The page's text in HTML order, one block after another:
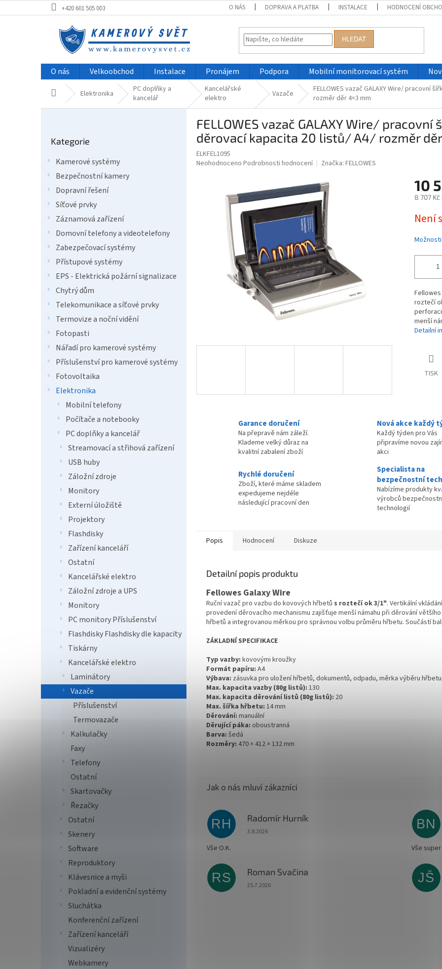
na
+420 601 505 003 O NÁS DOPRAVA A PLATBA INSTALACE HODNOCENÍ
HLEDAT
O nás Velkoobchod Instalace Pronájem Podpora Mobilní monitorovací systém
Domů Elektronika
PC doplňky a
kancelář
Kancelářské
elektro
Vazače
FELLOWES vazač GALAXY Wire/ pracovní
rozměr děr 4×3 mm
kategorie
Kategorie
Kamerové systémy
Bezpečnostní kamery
Dopravní řešení
Síťové prvky
Záznamová zařízení
Domovní telefony a videotelefony
Zabezpečovací systémy
Přístupové systémy
EPS - Elektrická požární signalizace
Chytrý dům
Telekomunikace a síťové prvky
Termovize a noční vidění
Fotopasti
Nářadí pro kamerové systémy
Příslušenství pro kamerové systémy
Fotovoltaika
Elektronika
Mobilní telefony
Počítače a notebooky
PC doplňky a kancelář
Streamovací a střihová zařízení
USB huby
Záložní zdroje
Monitory
Externí úložiště
Projektory
Flashdisky
Zařízení kanceláří
Ostatní
Kancelářské elektro
Záložní zdroje a UPS
Monitory
PC monitory Příslušenství
Flashdisky Flashdisky dle kapacity
Tiskárny
Kancelářské elektro
Laminátory
Vazače
Příslušenství
Termovazače
Kalkulačky
Faxy
Telefony
Ostatní
Skartovačky
Řezačky
Ostatní
Skenery
Software
Reproduktory
Klávesnice a myši
Pokladní a evidenční systémy
Sluchátka
Konferenční zařízení
Zařízení kanceláří
Vizualizéry
Webkamery
FELLOWES vazač GALAXY Wire/
děrovací kapacita 20 listů/ A4/ rozměr
ELKFEL1095
Průměrné
hvězdiček.
Neohodnoceno Podrobnosti hodnocení Značka: FELLOWES
10
8 707 Kč
cena:
Není
roztečí
menší
Detailní
TISK
Garance doručení
Na přepravě nám záleží.
Klademe velký důraz na
kvalitní zabalení zboží
Nová akce každý
Každý týden pro Vás
připravíme novou
akci
Rychlé doručení
Zboží, které máme skladem
expedujeme nejdéle
následující pracovní den
Specialista na
bezpečnostní
Nabízíme produkty
výrobců
technologií
Popis Hodnocení Diskuze
Detailní popis produktu
Fellowes Galaxy Wire
Ruční vazač pro vazbu do kovových hřbetů s roztečí ok 3/1". Vertikální
provedení děrovacího mechanismu zajišťuje menší námahu při děrování
hřbetů a integrovanou měrkou pro správnou volbu průměru hřbetu. Součástí
ZÁKLADNÍ SPECIFIKACE
Typ vazby: kovovými kroužky
Formát papíru: A4
Výbava: zásuvka pro uložení hřbetů, dokumentů, odpadu, měrka výběru
Max. kapacita vazby (80g listů): 130
Max. kapacita děrování listů (80g listů): 20
Max. šířka hřbetu: 14 mm
Děrování: manuální
Děrující páka: oboustranná
Barva: šedá
Rozměry: 470 × 412 × 132 mm
RH Radomír Hurník
Hodnocení obchodu je 5 z 5 hvězdiček.
3.8.2026
Vše O.K.
BN
Vše
RS Roman Svačina
Hodnocení obchodu je 5 z 5 hvězdiček.
25.7.2026
JŠ